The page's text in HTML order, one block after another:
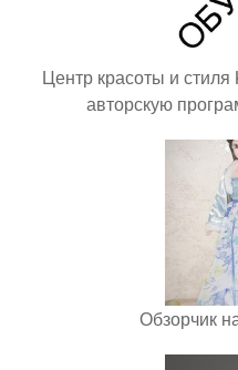
Центр красоты и
авторскую
Обзорчик